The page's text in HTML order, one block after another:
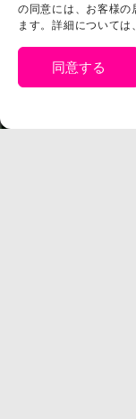
の同意には、お客様の
ます。詳細については
同意する
プライバシーポ
プレスリリース